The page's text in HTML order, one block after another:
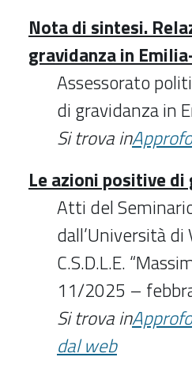
Nota di sintesi.
gravidanza in
Assessorato
di gravidanza in
Si trova in
Le azioni positive di
Atti del
dall’Università
C.S.D.L.E.
11/2025 –
Si trova in
dal web